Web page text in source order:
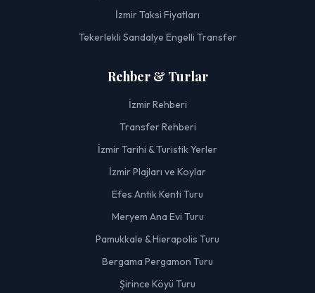
İzmir Taksi Fiyatları
Tekerlekli Sandalye Engelli Transfer
Rehber & Turlar
İzmir Rehberi
Transfer Rehberi
İzmir Tarihi & Turistik Yerler
İzmir Plajları ve Koylar
Efes Antik Kenti Turu
Meryem Ana Evi Turu
Pamukkale & Hierapolis Turu
Bergama Pergamon Turu
Şirince Köyü Turu